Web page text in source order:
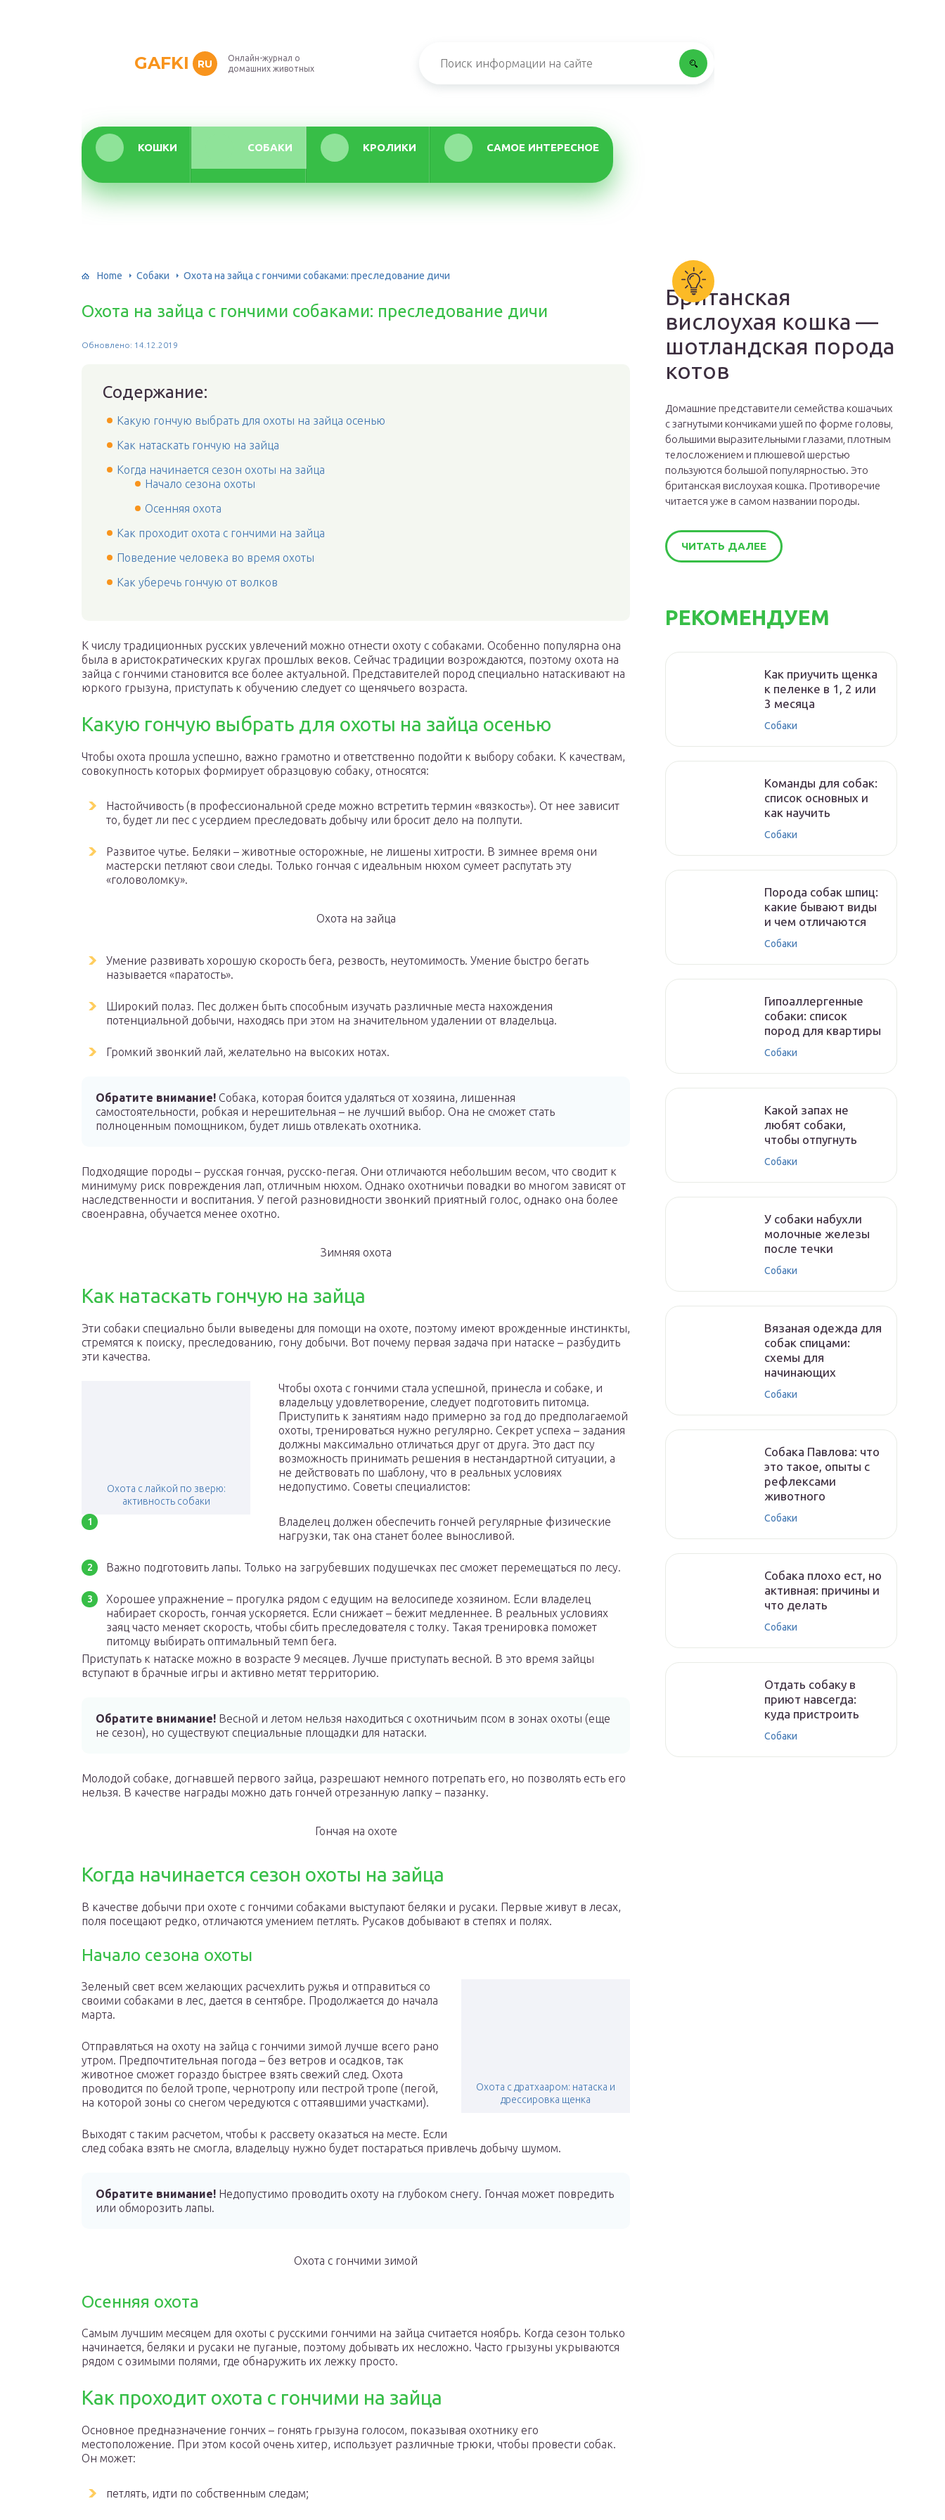
GAFKI RU
Онлайн-журнал о
домашних животных
КОШКИ СОБАКИ КРОЛИКИ САМОЕ ИНТЕРЕСНОЕ
Home Собаки Охота на зайца с гончими собаками: преследование дичи
Охота на зайца с гончими собаками: преследование дичи
Обновлено: 14.12.2019
Содержание:
Какую гончую выбрать для охоты на зайца осенью
Как натаскать гончую на зайца
Когда начинается сезон охоты на зайца
Начало сезона охоты
Осенняя охота
Как проходит охота с гончими на зайца
Поведение человека во время охоты
Как уберечь гончую от волков
К числу традиционных русских увлечений можно отнести охоту с собаками. Особенно популярна она
была в аристократических кругах прошлых веков. Сейчас традиции возрождаются, поэтому охота на
зайца с гончими становится все более актуальной. Представителей пород специально натаскивают на
юркого грызуна, приступать к обучению следует со щенячьего возраста.
Какую гончую выбрать для охоты на зайца осенью
Чтобы охота прошла успешно, важно грамотно и ответственно подойти к выбору собаки. К качествам,
совокупность которых формирует образцовую собаку, относятся:
Настойчивость (в профессиональной среде можно встретить термин «вязкость»). От нее зависит
то, будет ли пес с усердием преследовать добычу или бросит дело на полпути.
Развитое чутье. Беляки – животные осторожные, не лишены хитрости. В зимнее время они
мастерски петляют свои следы. Только гончая с идеальным нюхом сумеет распутать эту
«головоломку».
Охота на зайца
Умение развивать хорошую скорость бега, резвость, неутомимость. Умение быстро бегать
называется «паратость».
Широкий полаз. Пес должен быть способным изучать различные места нахождения
потенциальной добычи, находясь при этом на значительном удалении от владельца.
Громкий звонкий лай, желательно на высоких нотах.
Обратите внимание! Собака, которая боится удаляться от хозяина, лишенная
самостоятельности, робкая и нерешительная – не лучший выбор. Она не сможет стать
полноценным помощником, будет лишь отвлекать охотника.
Подходящие породы – русская гончая, русско-пегая. Они отличаются небольшим весом, что сводит к
минимуму риск повреждения лап, отличным нюхом. Однако охотничьи повадки во многом зависят от
наследственности и воспитания. У пегой разновидности звонкий приятный голос, однако она более
своенравна, обучается менее охотно.
Зимняя охота
Как натаскать гончую на зайца
Эти собаки специально были выведены для помощи на охоте, поэтому имеют врожденные инстинкты,
стремятся к поиску, преследованию, гону добычи. Вот почему первая задача при натаске – разбудить
эти качества.
Охота с лайкой по зверю:
активность собаки
Чтобы охота с гончими стала успешной, принесла и собаке, и
владельцу удовлетворение, следует подготовить питомца.
Приступить к занятиям надо примерно за год до предполагаемой
охоты, тренироваться нужно регулярно. Секрет успеха – задания
должны максимально отличаться друг от друга. Это даст псу
возможность принимать решения в нестандартной ситуации, а
не действовать по шаблону, что в реальных условиях
недопустимо. Советы специалистов:
Владелец должен обеспечить гончей регулярные физические
нагрузки, так она станет более выносливой.
Важно подготовить лапы. Только на загрубевших подушечках пес сможет перемещаться по лесу.
Хорошее упражнение – прогулка рядом с едущим на велосипеде хозяином. Если владелец
набирает скорость, гончая ускоряется. Если снижает – бежит медленнее. В реальных условиях
заяц часто меняет скорость, чтобы сбить преследователя с толку. Такая тренировка поможет
питомцу выбирать оптимальный темп бега.
Приступать к натаске можно в возрасте 9 месяцев. Лучше приступать весной. В это время зайцы
вступают в брачные игры и активно метят территорию.
Обратите внимание! Весной и летом нельзя находиться с охотничьим псом в зонах охоты (еще
не сезон), но существуют специальные площадки для натаски.
Молодой собаке, догнавшей первого зайца, разрешают немного потрепать его, но позволять есть его
нельзя. В качестве награды можно дать гончей отрезанную лапку – пазанку.
Гончая на охоте
Когда начинается сезон охоты на зайца
В качестве добычи при охоте с гончими собаками выступают беляки и русаки. Первые живут в лесах,
поля посещают редко, отличаются умением петлять. Русаков добывают в степях и полях.
Начало сезона охоты
Охота с дратхааром: натаска и
дрессировка щенка
Зеленый свет всем желающих расчехлить ружья и отправиться со
своими собаками в лес, дается в сентябре. Продолжается до начала
марта.
Отправляться на охоту на зайца с гончими зимой лучше всего рано
утром. Предпочтительная погода – без ветров и осадков, так
животное сможет гораздо быстрее взять свежий след. Охота
проводится по белой тропе, чернотропу или пестрой тропе (пегой,
на которой зоны со снегом чередуются с оттаявшими участками).
Выходят с таким расчетом, чтобы к рассвету оказаться на месте. Если
след собака взять не смогла, владельцу нужно будет постараться привлечь добычу шумом.
Обратите внимание! Недопустимо проводить охоту на глубоком снегу. Гончая может повредить
или обморозить лапы.
Охота с гончими зимой
Осенняя охота
Самым лучшим месяцем для охоты с русскими гончими на зайца считается ноябрь. Когда сезон только
начинается, беляки и русаки не пуганые, поэтому добывать их несложно. Часто грызуны укрываются
рядом с озимыми полями, где обнаружить их лежку просто.
Как проходит охота с гончими на зайца
Основное предназначение гончих – гонять грызуна голосом, показывая охотнику его
местоположение. При этом косой очень хитер, использует различные трюки, чтобы провести собак.
Он может:
петлять, идти по собственным следам;
Британская
вислоухая кошка —
шотландская порода
котов
Домашние представители семейства кошачьих
с загнутыми кончиками ушей по форме головы,
большими выразительными глазами, плотным
телосложением и плюшевой шерстью
пользуются большой популярностью. Это
британская вислоухая кошка. Противоречие
читается уже в самом названии породы.
ЧИТАТЬ ДАЛЕЕ
РЕКОМЕНДУЕМ
Как приучить щенка
к пеленке в 1, 2 или
3 месяца
Собаки
Команды для собак:
список основных и
как научить
Собаки
Порода собак шпиц:
какие бывают виды
и чем отличаются
Собаки
Гипоаллергенные
собаки: список
пород для квартиры
Собаки
Какой запах не
любят собаки,
чтобы отпугнуть
Собаки
У собаки набухли
молочные железы
после течки
Собаки
Вязаная одежда для
собак спицами:
схемы для
начинающих
Собаки
Собака Павлова: что
это такое, опыты с
рефлексами
животного
Собаки
Собака плохо ест, но
активная: причины и
что делать
Собаки
Отдать собаку в
приют навсегда:
куда пристроить
Собаки